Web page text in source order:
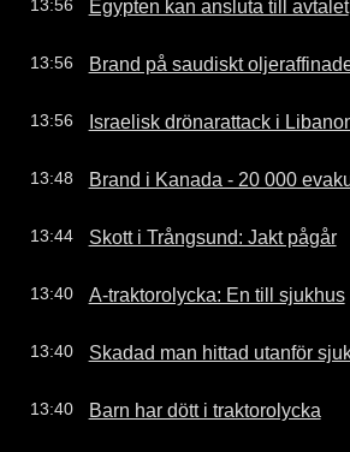
13:56 Egypten kan ansluta till avtalet
13:56 Brand på saudiskt
13:56 Israelisk drönarattack i
13:48 Brand i Kanada - 20 000
13:44 Skott i Trångsund: Jakt pågår
13:40 A-traktorolycka: En till sjukhus
13:40 Skadad man hittad utanför
13:40 Barn har dött i traktorolycka